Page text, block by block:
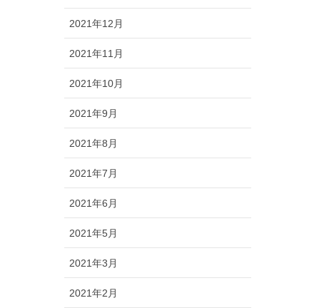
2021年12月
2021年11月
2021年10月
2021年9月
2021年8月
2021年7月
2021年6月
2021年5月
2021年3月
2021年2月